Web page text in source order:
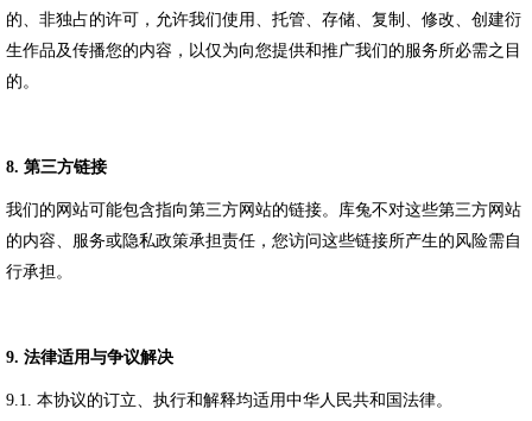
的、非独占的许可，允许我们使用、托管、存储、复制、修改、创建衍
生作品及传播您的内容，以仅为向您提供和推广我们的服务所必需之目
的。
8. 第三方链接
我们的网站可能包含指向第三方网站的链接。库兔不对这些第三方网站
的内容、服务或隐私政策承担责任，您访问这些链接所产生的风险需自
行承担。
9. 法律适用与争议解决
9.1. 本协议的订立、执行和解释均适用中华人民共和国法律。